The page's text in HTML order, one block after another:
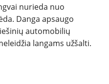
nurieda nuo
Danga apsaugo
automobilių
langams užšalti.